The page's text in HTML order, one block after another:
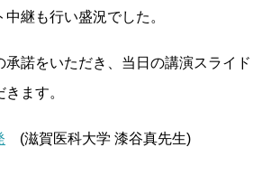
継も行い盛況でした。
承諾をいただき、当日の講演スライド
ます。
(滋賀医科大学 漆谷真先生)